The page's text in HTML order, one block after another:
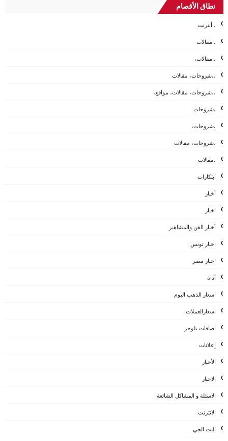
نطاق الأقصام
، أنترنت
، مقالات
، مقالات،
،،شروحات، مقالات
،،شروحات، مقالات، مواقع،
،شروحات
،شروحات،
،شروحات، مقالات
،مقالات
ابتكارات
أخبار
اخبار
أخبار الفن والمشاهير
اخبار تونس
اخبار مصر
أداة
اسعار الذهب اليوم
اسعارالعملات
اضافات بلوجر
إعلانات
الأخبار
الاخبار
الاسئلة و المشاكل الشائعة
الانترنت
البث الحي